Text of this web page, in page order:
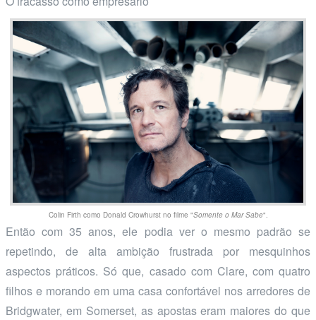
Colin Firth como Donald Crowhurst no filme "Somente o Mar Sabe".
Então com 35 anos, ele podia ver o mesmo padrão se
repetindo, de alta ambição frustrada por mesquinhos
aspectos práticos. Só que, casado com Clare, com quatro
filhos e morando em uma casa confortável nos arredores de
Bridgwater, em Somerset, as apostas eram maiores do que